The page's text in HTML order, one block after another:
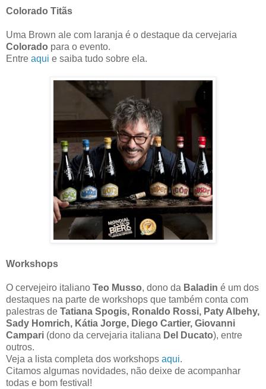
Colorado Titãs
Uma Brown ale com laranja é o destaque da cervejaria
Colorado para o evento.
Entre aqui e saiba tudo sobre ela.
Workshops
O cervejeiro italiano Teo Musso, dono da Baladin é um dos
destaques na parte de workshops que também conta com
palestras de Tatiana Spogis, Ronaldo Rossi, Paty Albehy,
Sady Homrich, Kátia Jorge, Diego Cartier, Giovanni
Campari (dono da cervejaria italiana Del Ducato), entre
outros.
Veja a lista completa dos workshops aqui.
Citamos algumas novidades, não deixe de acompanhar
todas e bom festival!